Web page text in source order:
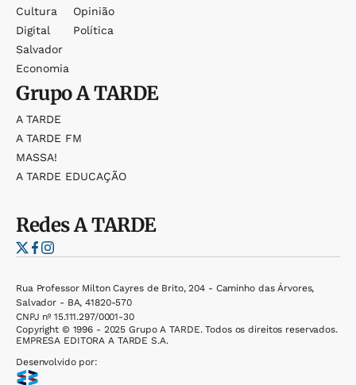
Cultura
Digital
Salvador
Economia
Opinião
Política
GrupoA TARDE
A TARDE
A TARDE FM
MASSA!
A TARDE EDUCAÇÃO
RedesA TARDE
Rua Professor Milton Cayres de Brito, 204 - Caminho das Árvores,
Salvador - BA, 41820-570
CNPJ nº 15.111.297/0001-30
Copyright © 1996 - 2025 Grupo A TARDE. Todos os direitos reservados.
EMPRESA EDITORA A TARDE S.A.
Desenvolvido por: